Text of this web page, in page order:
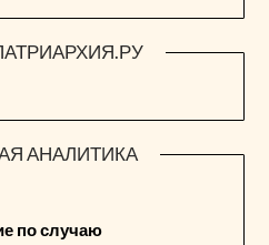
АНАЛИТИКА
по случаю